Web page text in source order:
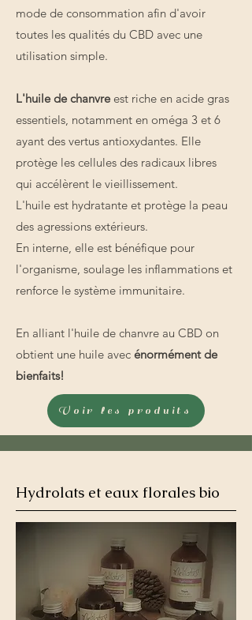
mode de consommation afin d'avoir
toutes les qualités du CBD avec une
utilisation simple.
L'huile de chanvreest riche en acide gras
essentiels, notamment en oméga 3 et 6
ayant des vertus antioxydantes. Elle
protège les cellules des radicaux libres
qui accélèrent le vieillissement.
L'huile est hydratante et protège la peau
des agressions extérieurs.
En interne, elle est bénéfique pour
l'organisme, soulage les inflammations et
renforce le système immunitaire.
En alliant l'huile de chanvre au CBD on
obtient une huile avec énormément de
bienfaits!
Voir les produits
Hydrolats et eaux florales bio